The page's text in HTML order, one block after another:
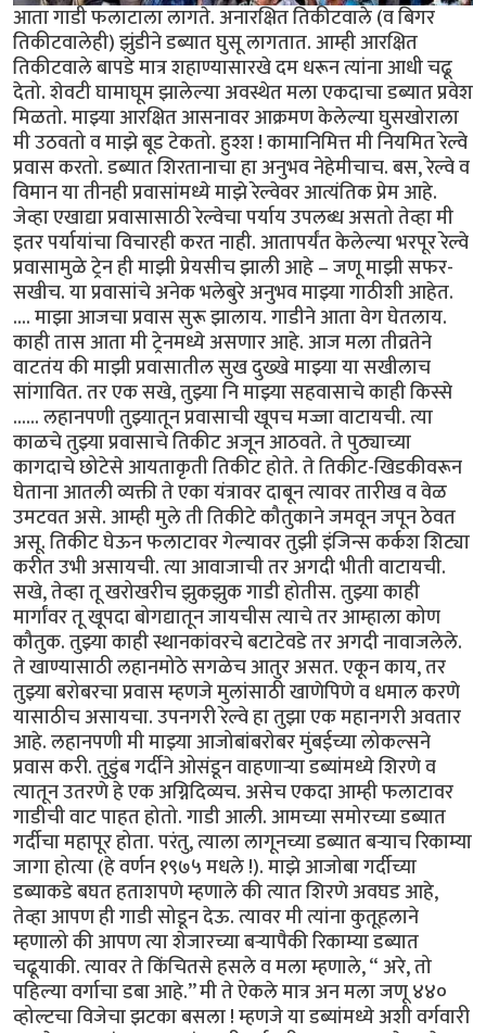
आता गाडी फलाटाला लागते. अनारक्षित तिकीटवाले (व बिगर
तिकीटवालेही) झुंडीने डब्यात घुसू लागतात. आम्ही आरक्षित
तिकीटवाले बापडे मात्र शहाण्यासारखे दम धरून त्यांना आधी चढू
देतो. शेवटी घामाघूम झालेल्या अवस्थेत मला एकदाचा डब्यात प्रवेश
मिळतो. माझ्या आरक्षित आसनावर आक्रमण केलेल्या घुसखोराला
मी उठवतो व माझे बूड टेकतो. हुश्श ! कामानिमित्त मी नियमित रेल्वे
प्रवास करतो. डब्यात शिरतानाचा हा अनुभव नेहेमीचाच. बस, रेल्वे व
विमान या तीनही प्रवासांमध्ये माझे रेल्वेवर आत्यंतिक प्रेम आहे.
जेव्हा एखाद्या प्रवासासाठी रेल्वेचा पर्याय उपलब्ध असतो तेव्हा मी
इतर पर्यायांचा विचारही करत नाही. आतापर्यंत केलेल्या भरपूर रेल्वे
प्रवासामुळे ट्रेन ही माझी प्रेयसीच झाली आहे – जणू माझी सफर-
सखीच. या प्रवासांचे अनेक भलेबुरे अनुभव माझ्या गाठीशी आहेत.
.... माझा आजचा प्रवास सुरू झालाय. गाडीने आता वेग घेतलाय.
काही तास आता मी ट्रेनमध्ये असणार आहे. आज मला तीव्रतेने
वाटतंय की माझी प्रवासातील सुख दुख्खे माझ्या या सखीलाच
सांगावित. तर एक सखे, तुझ्या नि माझ्या सहवासाचे काही किस्से
...... लहानपणी तुझ्यातून प्रवासाची खूपच मज्जा वाटायची. त्या
काळचे तुझ्या प्रवासाचे तिकीट अजून आठवते. ते पुठ्याच्या
कागदाचे छोटेसे आयताकृती तिकीट होते. ते तिकीट-खिडकीवरून
घेताना आतली व्यक्ती ते एका यंत्रावर दाबून त्यावर तारीख व वेळ
उमटवत असे. आम्ही मुले ती तिकीटे कौतुकाने जमवून जपून ठेवत
असू. तिकीट घेऊन फलाटावर गेल्यावर तुझी इंजिन्स कर्कश शिट्या
करीत उभी असायची. त्या आवाजाची तर अगदी भीती वाटायची.
सखे, तेव्हा तू खरोखरीच झुकझुक गाडी होतीस. तुझ्या काही
मार्गांवर तू खूपदा बोगद्यातून जायचीस त्याचे तर आम्हाला कोण
कौतुक. तुझ्या काही स्थानकांवरचे बटाटेवडे तर अगदी नावाजलेले.
ते खाण्यासाठी लहानमोठे सगळेच आतुर असत. एकून काय, तर
तुझ्या बरोबरचा प्रवास म्हणजे मुलांसाठी खाणेपिणे व धमाल करणे
यासाठीच असायचा. उपनगरी रेल्वे हा तुझा एक महानगरी अवतार
आहे. लहानपणी मी माझ्या आजोबांबरोबर मुंबईच्या लोकल्सने
प्रवास करी. तुडुंब गर्दीने ओसंडून वाहणाऱ्या डब्यांमध्ये शिरणे व
त्यातून उतरणे हे एक अग्निदिव्यच. असेच एकदा आम्ही फलाटावर
गाडीची वाट पाहत होतो. गाडी आली. आमच्या समोरच्या डब्यात
गर्दीचा महापूर होता. परंतु, त्याला लागूनच्या डब्यात बऱ्याच रिकाम्या
जागा होत्या (हे वर्णन १९७५ मधले !). माझे आजोबा गर्दीच्या
डब्याकडे बघत हताशपणे म्हणाले की त्यात शिरणे अवघड आहे,
तेव्हा आपण ही गाडी सोडून देऊ. त्यावर मी त्यांना कुतूहलाने
म्हणालो की आपण त्या शेजारच्या बऱ्यापैकी रिकाम्या डब्यात
चढूयाकी. त्यावर ते किंचितसे हसले व मला म्हणाले, “ अरे, तो
पहिल्या वर्गाचा डबा आहे.’’ मी ते ऐकले मात्र अन मला जणू ४४०
व्होल्टचा विजेचा झटका बसला ! म्हणजे या डब्यांमध्ये अशी वर्गवारी